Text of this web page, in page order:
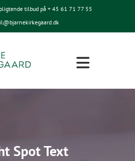
tilbud på + 45 61 71 77 55
Spot Text